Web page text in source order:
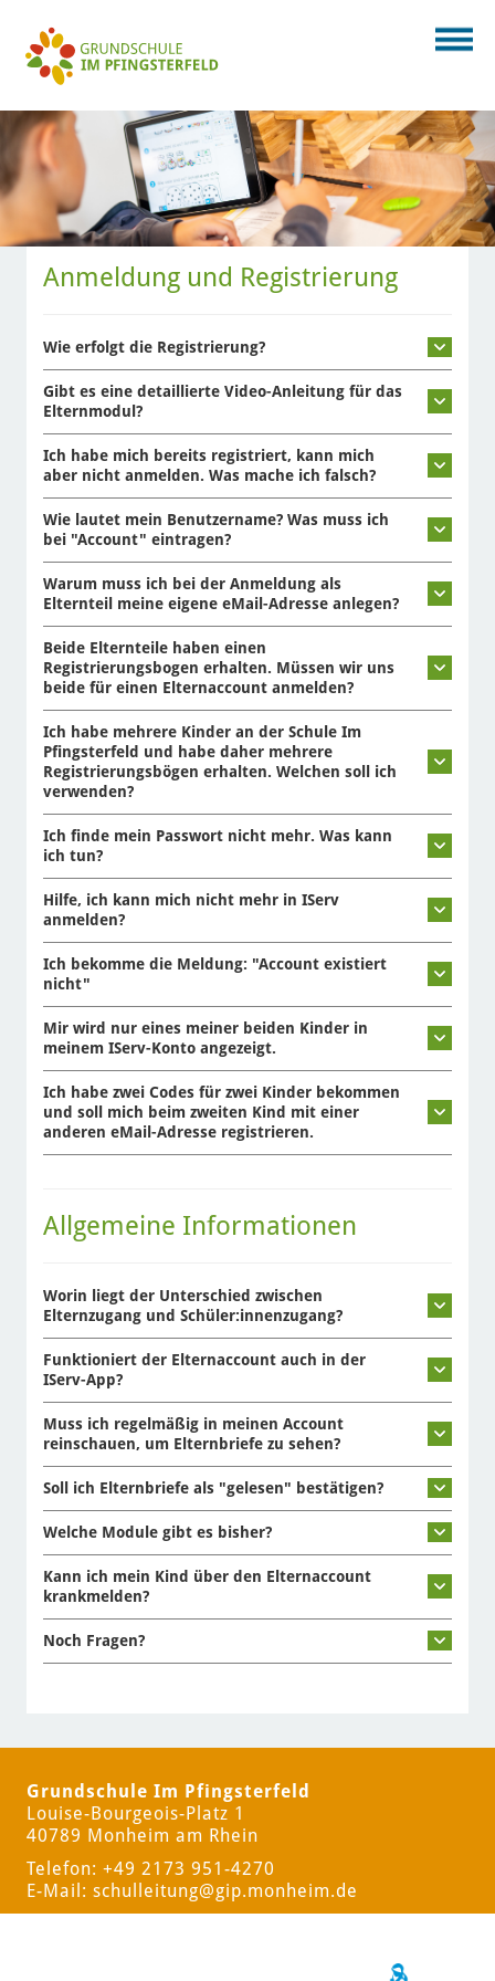
Anmeldung und Registrierung
Wie erfolgt die Registrierung?
Gibt es eine detaillierte Video-Anleitung für das
Elternmodul?
Ich habe mich bereits registriert, kann mich
aber nicht anmelden. Was mache ich falsch?
Wie lautet mein Benutzername? Was muss ich
bei "Account" eintragen?
Warum muss ich bei der Anmeldung als
Elternteil meine eigene eMail-Adresse anlegen?
Beide Elternteile haben einen
Registrierungsbogen erhalten. Müssen wir uns
beide für einen Elternaccount anmelden?
Ich habe mehrere Kinder an der Schule Im
Pfingsterfeld und habe daher mehrere
Registrierungsbögen erhalten. Welchen soll ich
verwenden?
Ich finde mein Passwort nicht mehr. Was kann
ich tun?
Hilfe, ich kann mich nicht mehr in IServ
anmelden?
Ich bekomme die Meldung: "Account existiert
nicht"
Mir wird nur eines meiner beiden Kinder in
meinem IServ-Konto angezeigt.
Ich habe zwei Codes für zwei Kinder bekommen
und soll mich beim zweiten Kind mit einer
anderen eMail-Adresse registrieren.
Allgemeine Informationen
Worin liegt der Unterschied zwischen
Elternzugang und Schüler:innenzugang?
Funktioniert der Elternaccount auch in der
IServ-App?
Muss ich regelmäßig in meinen Account
reinschauen, um Elternbriefe zu sehen?
Soll ich Elternbriefe als "gelesen" bestätigen?
Welche Module gibt es bisher?
Kann ich mein Kind über den Elternaccount
krankmelden?
Noch Fragen?
Grundschule Im Pfingsterfeld
Louise-Bourgeois-Platz 1
40789 Monheim am Rhein
Telefon: +49 2173 951-4270
E-Mail: schulleitung@gip.monheim.de